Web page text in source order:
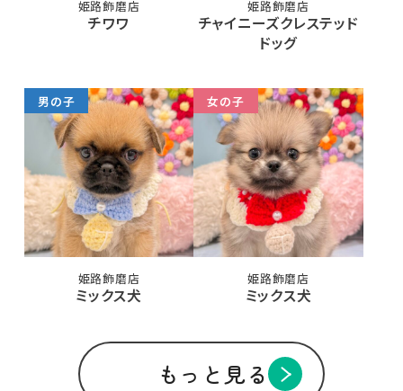
姫路飾磨店
チワワ
姫路飾磨店
チャイニーズクレステッド
ドッグ
男の子
姫路飾磨店
ミックス犬
女の子
姫路飾磨店
ミックス犬
もっと見る